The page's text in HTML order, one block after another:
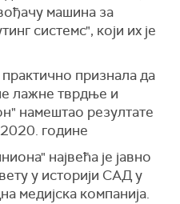
машина за
системс", који их је
практично признала да
лажне тврдње и
намештао резултате
године
највећа је јавно
у историји САД у
медијска компанија.